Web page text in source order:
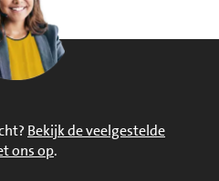
Bekijk de veelgestelde
ons op.